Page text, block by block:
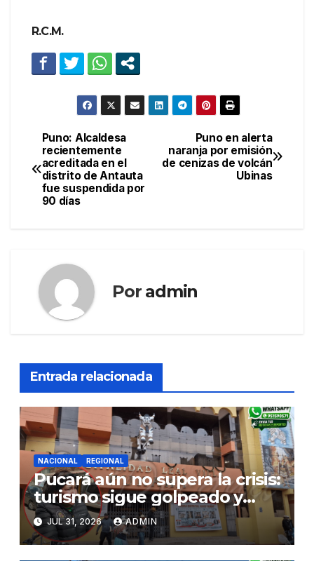
R.C.M.
Navegación
de
entradas
Puno en alerta
naranja por emisión
de cenizas de volcán
Ubinas
Puno: Alcaldesa
recientemente
acreditada en el
distrito de Antauta
fue suspendida por
90 días
Por admin
Entrada relacionada
NACIONAL REGIONAL
Pucará aún no supera la crisis:
turismo sigue golpeado y
alcaldesa exige al nuevo
Gobierno fondos para obras
paralizadas
JUL 31, 2026 ADMIN